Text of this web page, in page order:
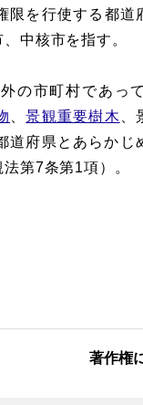
限を行使する都道
中核市を指す。
の市町村であっ
、景観重要樹木
道府県とあらかじ
第7条第1項）。
著作権